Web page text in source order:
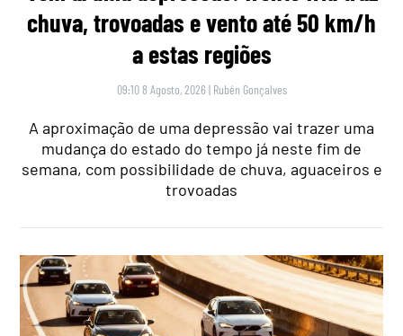
chuva, trovoadas e vento até 50 km/h
a estas regiões
09:10 8 Agosto, 2026 | Rubén Gonçalves
A aproximação de uma depressão vai trazer uma
mudança do estado do tempo já neste fim de
semana, com possibilidade de chuva, aguaceiros e
trovoadas